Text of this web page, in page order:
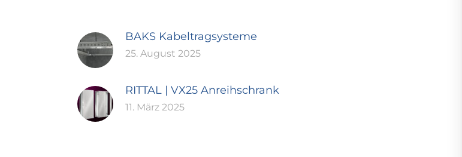
BAKS Kabeltragsysteme
25. August 2025
RITTAL | VX25 Anreihschrank
11. März 2025